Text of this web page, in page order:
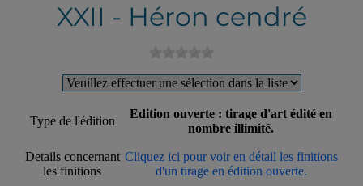
XXII - Héron cendré
Type de l'édition
Edition ouverte : tirage d'art édité en
nombre illimité.
Details concernant
les finitions
Cliquez ici pour voir en détail les finitions
d'un tirage en édition ouverte.